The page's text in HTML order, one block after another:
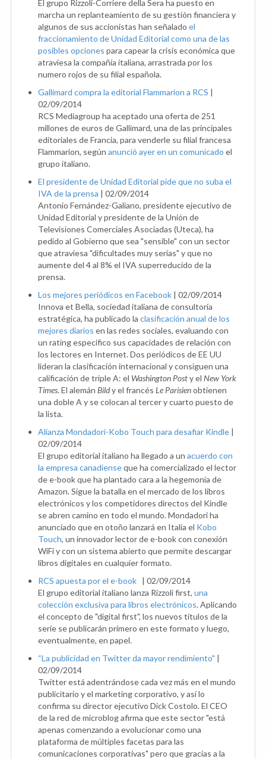
El grupo Rizzoli-Corriere della Sera ha puesto en
marcha un replanteamiento de su gestión financiera y
algunos de sus accionistas han señalado el
fraccionamiento de Unidad Editorial como una de las
posibles opciones para capear la crisis económica que
atraviesa la compañía italiana, arrastrada por los
numero rojos de su filial española.
Gallimard compra la editorial Flammarion a RCS |
02/09/2014
RCS Mediagroup ha aceptado una oferta de 251
millones de euros de Gallimard, una de las principales
editoriales de Francia, para venderle su filial francesa
Flammarion, según anunció ayer en un comunicado el
grupo italiano.
El presidente de Unidad Editorial pide que no suba el
IVA de la prensa | 02/09/2014
Antonio Fernández-Galiano, presidente ejecutivo de
Unidad Editorial y presidente de la Unión de
Televisiones Comerciales Asociadas (Uteca), ha
pedido al Gobierno que sea "sensible" con un sector
que atraviesa "dificultades muy serias" y que no
aumente del 4 al 8% el IVA superreducido de la
prensa.
Los mejores periódicos en Facebook | 02/09/2014
Innova et Bella, sociedad italiana de consultoría
estratégica, ha publicado la clasificación anual de los
mejores diarios en las redes sociales, evaluando con
un rating especifico sus capacidades de relación con
los lectores en Internet. Dos periódicos de EE UU
lideran la clasificación internacional y consiguen una
calificación de triple A: el Washington Posty el New York
Times. El alemán Bildy el francés Le Parisienobtienen
una doble A y se colocan al tercer y cuarto puesto de
la lista.
Alianza Mondadori-Kobo Touch para desafiar Kindle |
02/09/2014
El grupo editorial italiano ha llegado a un acuerdo con
la empresa canadienseque ha comercializado el lector
de e-book que ha plantado cara a la hegemonía de
Amazon. Sigue la batalla en el mercado de los libros
electrónicos y los competidores directos del Kindle
se abren camino en todo el mundo. Mondadori ha
anunciado que en otoño lanzará en Italia el Kobo
Touch, un innovador lector de e-book con conexión
WiFi y con un sistema abierto que permite descargar
libros digitales en cualquier formato.
RCS apuesta por el e-book | 02/09/2014
El grupo editorial italiano lanza Rizzoli first, una
colección exclusiva para libros electrónicos. Aplicando
el concepto de "digital first", los nuevos títulos de la
serie se publicarán primero en este formato y luego,
eventualmente, en papel.
“La publicidad en Twitter da mayor rendimiento" |
02/09/2014
Twitter está adentrándose cada vez más en el mundo
publicitario y el marketing corporativo, y así lo
confirma su director ejecutivo Dick Costolo. El CEO
de la red de microblog afirma que este sector "está
apenas comenzando a evolucionar como una
plataforma de múltiples facetas para las
comunicaciones corporativas" pero que gracias a la